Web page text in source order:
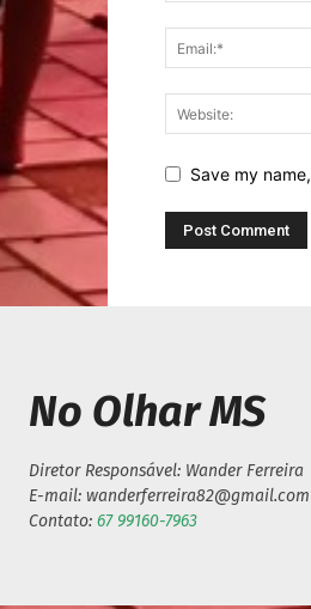
Save my
No Olhar MS
Diretor Responsável: Wander Ferreira
E-mail: wanderferreira82@gmail.com
Contato: 67 99160-7963